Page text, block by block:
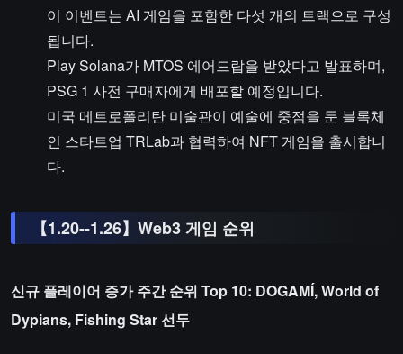
이 이벤트는 AI 게임을 포함한 다섯 개의 트랙으로 구성
됩니다.
Play Solana가 MTOS 에어드랍을 받았다고 발표하며,
PSG 1 사전 구매자에게 배포할 예정입니다.
미국 메트로폴리탄 미술관이 예술에 중점을 둔 블록체
인 스타트업 TRLab과 협력하여 NFT 게임을 출시합니
다.
【1.20--1.26】Web3 게임 순위
신규 플레이어 증가 주간 순위 Top 10: DOGAMÍ, World of
Dypians, Fishing Star 선두